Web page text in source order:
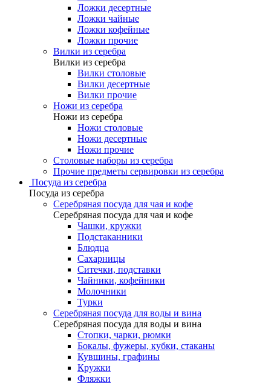
Ложки десертные
Ложки чайные
Ложки кофейные
Ложки прочие
Вилки из серебра
Вилки из серебра
Вилки столовые
Вилки десертные
Вилки прочие
Ножи из серебра
Ножи из серебра
Ножи столовые
Ножи десертные
Ножи прочие
Столовые наборы из серебра
Прочие предметы сервировки из серебра
Посуда из серебра
Посуда из серебра
Серебряная посуда для чая и кофе
Серебряная посуда для чая и кофе
Чашки, кружки
Подстаканники
Блюдца
Сахарницы
Ситечки, подставки
Чайники, кофейники
Молочники
Турки
Серебряная посуда для воды и вина
Серебряная посуда для воды и вина
Стопки, чарки, рюмки
Бокалы, фужеры, кубки, стаканы
Кувшины, графины
Кружки
Фляжки